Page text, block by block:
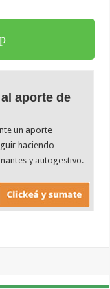
aporte de
un aporte
haciendo
y autogestivo.